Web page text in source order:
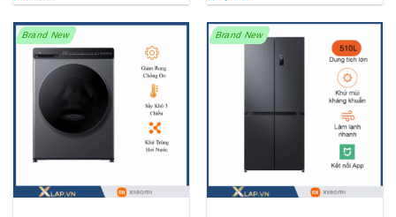
Brand New Brand New